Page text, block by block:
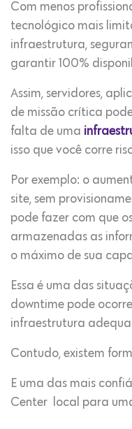
Com menos
tecnológico mais
infraestrutura,
garantir 100%
Assim, servidores,
de missão crítica
falta de uma
isso que você corre
Por exemplo: o
site, sem
pode fazer com que
armazenadas as
o máximo de sua
Essa é uma das
downtime pode
infraestrutura
Contudo, existem
E uma das mais
Center local para